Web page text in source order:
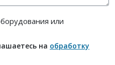
или
на обработку